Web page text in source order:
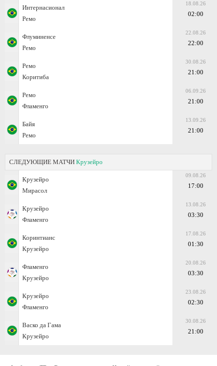
Интернасионал
Ремо
18.08.26
02:00
Флуминенсе
Ремо
22.08.26
22:00
Ремо
Коритиба
30.08.26
21:00
Ремо
Фламенго
06.09.26
21:00
Байя
Ремо
13.09.26
21:00
СЛЕДУЮЩИЕ МАТЧИ Крузейро
Крузейро
Мирасол
09.08.26
17:00
Крузейро
Фламенго
13.08.26
03:30
Коринтианс
Крузейро
17.08.26
01:30
Фламенго
Крузейро
20.08.26
03:30
Крузейро
Фламенго
23.08.26
02:30
Васко да Гама
Крузейро
30.08.26
21:00